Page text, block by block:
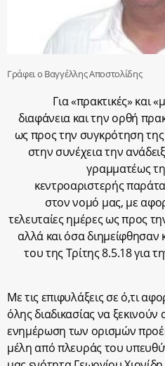
Γράφει ο Βαγγέλλης Αποστολίδης
Για «πρακτικές» και
διαφάνεια και την ορθή
ως προς την συγκρότηση
στην συνέχεια την
γραμματέως
κεντροαριστερής
στον νομό μας, με
τελευταίες ημέρες ως προς
αλλά και όσα
του της Τρίτης 8.5.18 για
Με τις επιφυλάξεις σε ό,τι
όλης διαδικασίας να ξεκινούν
ενημέρωση των ορισμών
μέλη από πλευράς του